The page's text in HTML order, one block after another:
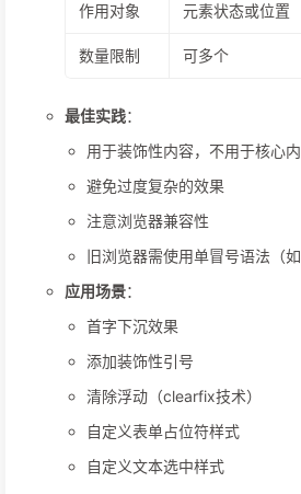
作用对象 元素状态或位置
数量限制 可多个
最佳实践：
用于装饰性内容，不用于核心
避免过度复杂的效果
注意浏览器兼容性
旧浏览器需使用单冒号语法（如
应用场景：
首字下沉效果
添加装饰性引号
清除浮动（clearfix技术）
自定义表单占位符样式
自定义文本选中样式